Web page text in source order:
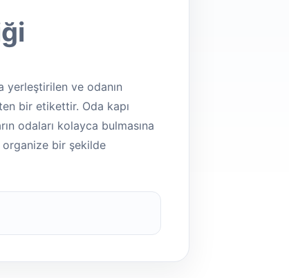
yerleştirilen ve odanın
bir etikettir. Oda kapı
odaları kolayca bulmasına
organize bir şekilde